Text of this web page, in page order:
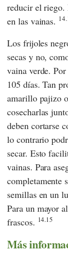
reducir el riego.
en las vainas.
Los frijoles
secas y no,
vaina verde.
105 días. Tan
amarillo pajizo
cosecharlas
deben cortarse
lo contrario
secar. Esto
vainas. Para
completamente
semillas en un
Para un mayor
frascos. 14.15
Más